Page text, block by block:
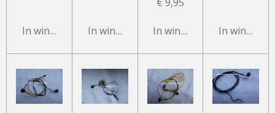
In winkelwagenIn winkelwagenIn winkelwagen
In